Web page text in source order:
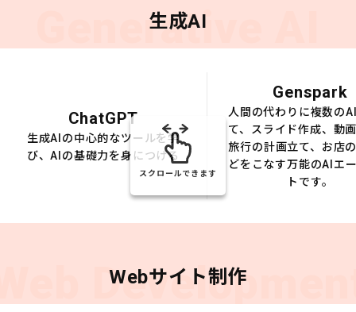
Generative AI
生成AI
ChatGPT
生成AIの中心的なツールを学
び、AIの基礎力を身につける
Genspark
人間の代わりに複数の
て、スライド作成、動
旅行の計画立て、お店
どをこなす万能のAIエ
トです。
スクロールできます
Webサイト制作